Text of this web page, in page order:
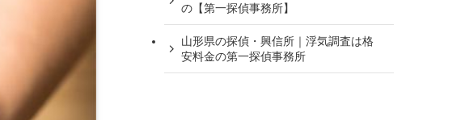
の【第一探偵事務所】
山形県の探偵・興信所｜浮気調査は格
安料金の第一探偵事務所